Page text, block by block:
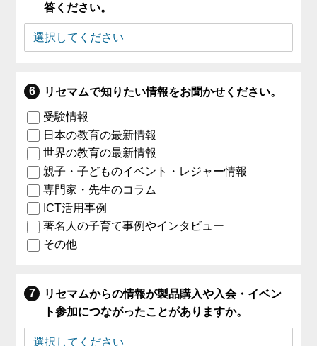
答ください。
リセマムで知りたい情報をお聞かせください。
受験情報
日本の教育の最新情報
世界の教育の最新情報
親子・子どものイベント・レジャー情報
専門家・先生のコラム
ICT活用事例
著名人の子育て事例やインタビュー
その他
リセマムからの情報が製品購入や入会・イベン
ト参加につながったことがありますか。